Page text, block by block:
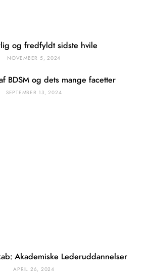
og fredfyldt sidste hvile
NOVEMBER 5, 2024
BDSM og dets mange facetter
SEPTEMBER 13, 2024
Akademiske Lederuddannelser
APRIL 26, 2024